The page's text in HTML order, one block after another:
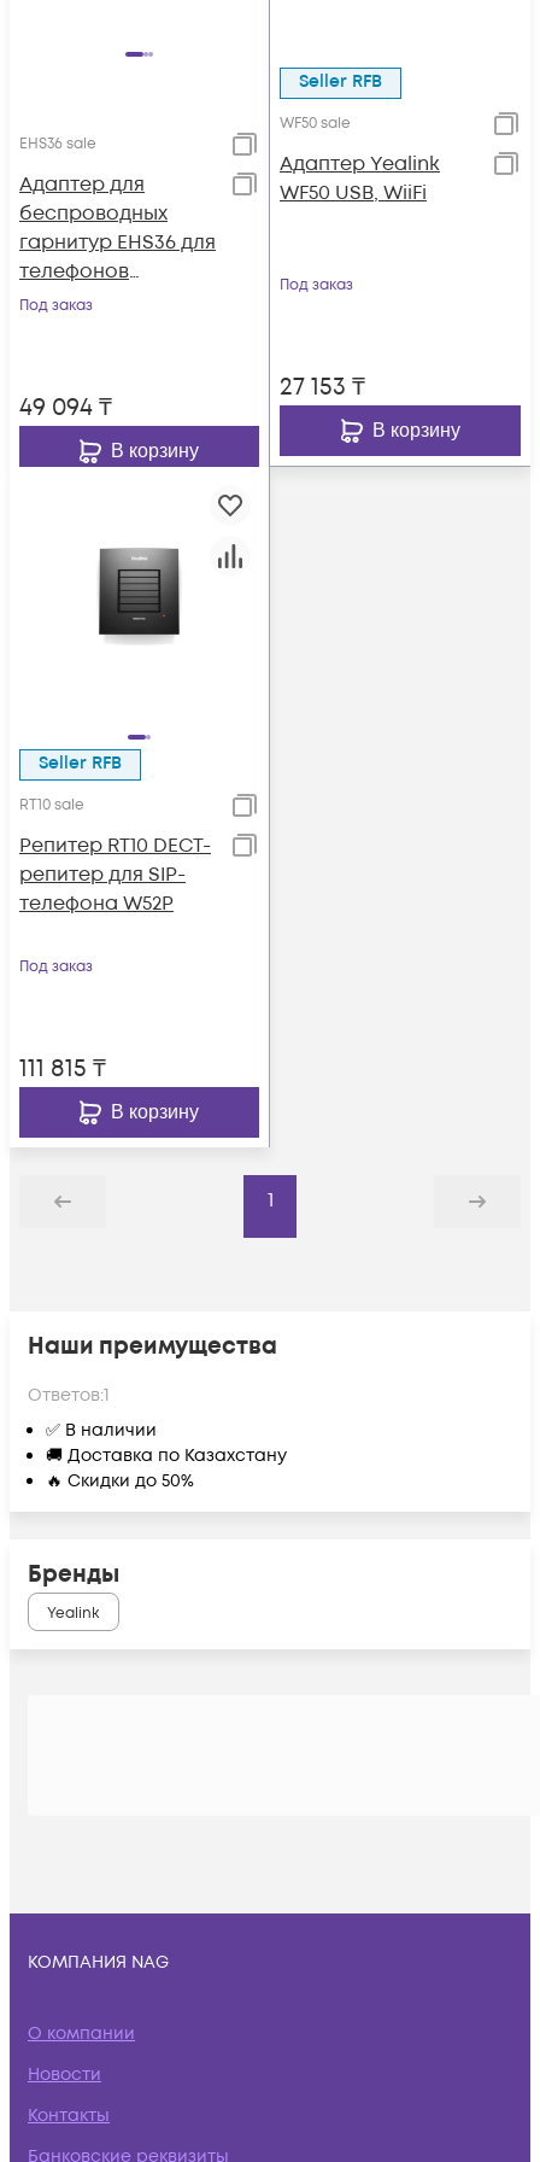
EHS36 sale
Адаптер для
беспроводных
гарнитур EHS36 для
телефонов
T4S/T40G(P)/T29G/T2
Под заказ
49 094₸
В корзину
Seller RFB
WF50 sale
Адаптер Yealink
WF50 USB, WiiFi
Под заказ
27 153 ₸
В корзину
Seller RFB
RT10 sale
Репитер RT10 DECT-
репитер для SIP-
телефона W52P
Под заказ
111 815 ₸
В корзину
Назад
1
Дальше
Наши преимущества
Ответов:1
✅ В наличии
🚚 Доставка по Казахстану
🔥 Скидки до 50%
Бренды
Yealink
КОМПАНИЯ NAG
О компании
Новости
Контакты
Банковские реквизиты